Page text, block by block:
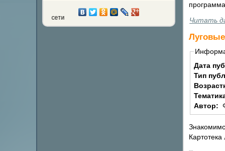
Нажми на кнопку
Читать
Дата
Тип
Автор: